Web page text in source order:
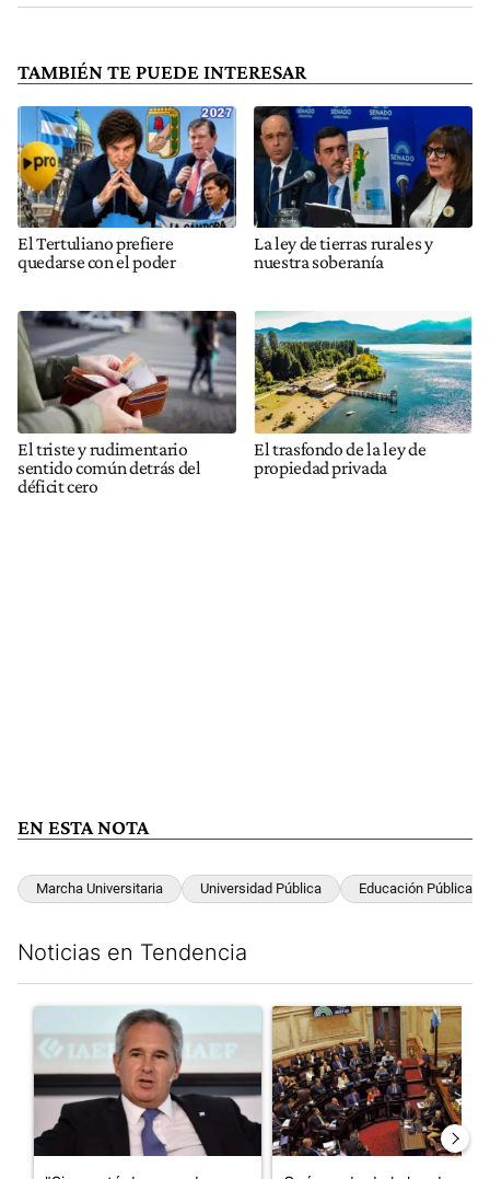
TAMBIÉN TE PUEDE INTERESAR
El Tertuliano prefiere
quedarse con el poder
La ley de tierras rurales y
nuestra soberanía
El triste y rudimentario
sentido común detrás del
déficit cero
El trasfondo de la ley de
propiedad privada
EN ESTA NOTA
Marcha Universitaria Universidad Pública Educación Pública
Noticias en Tendencia
Un artículo de tendencia con el título ""Si no está de acuerdo
Un artículo de tendencia con